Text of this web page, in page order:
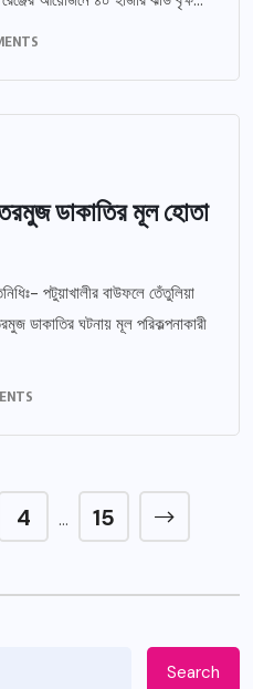
ডাকাতির মূল হোতা
পটুয়াখালীর বাউফলে তেঁতুলিয়া
ডাকাতির ঘটনায় মূল পরিকল্পনাকারী
4 … 15
Search